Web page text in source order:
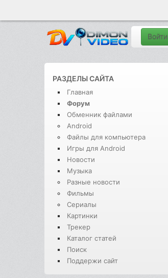
Войти
РАЗДЕЛЫ САЙТА
Главная
Форум
Обменник файлами
Android
Файлы для компьютера
Игры для Android
Новости
Музыка
Разные новости
Фильмы
Сериалы
Картинки
Трекер
Каталог статей
Поиск
Поддержи сайт